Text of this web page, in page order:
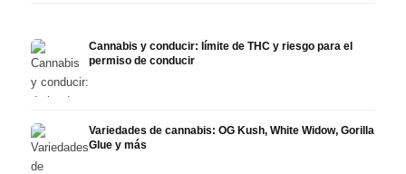
Cannabis y conducir: límite de THC y riesgo para el
permiso de conducir
Variedades de cannabis: OG Kush, White Widow, Gorilla
Glue y más